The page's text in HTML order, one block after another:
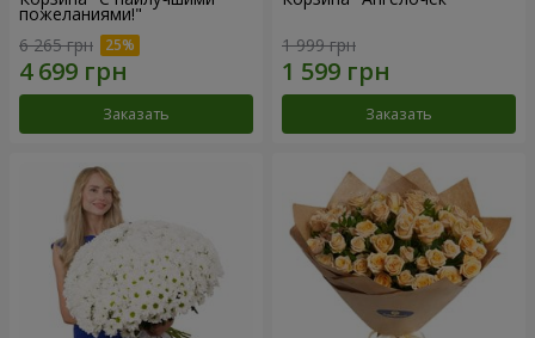
пожеланиями!"
6 265 грн
Заказать
1 999 грн
Заказать